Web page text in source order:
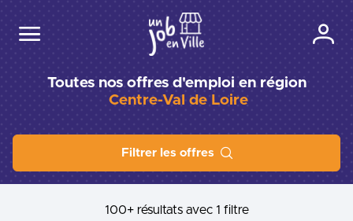
Toutes nos offres d'emploi en région
Centre-Val de Loire
Filtrer les offres
100+ résultatsavec 1 filtre